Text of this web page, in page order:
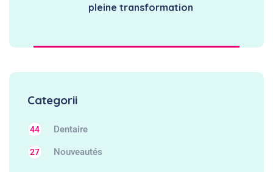
pleine transformation
Categorii
Dentaire
44
Nouveautés
27